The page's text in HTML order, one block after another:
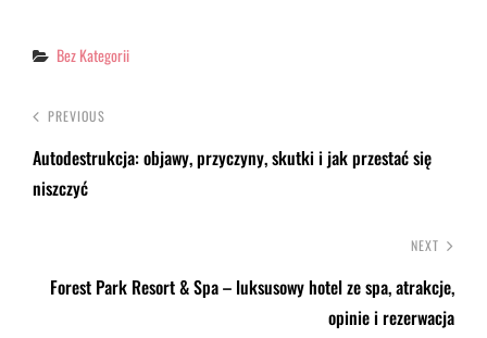
Categories
Bez Kategorii
PREVIOUS
Autodestrukcja: objawy, przyczyny, skutki i jak przestać się
niszczyć
NEXT
Forest Park Resort & Spa – luksusowy hotel ze spa, atrakcje,
opinie i rezerwacja